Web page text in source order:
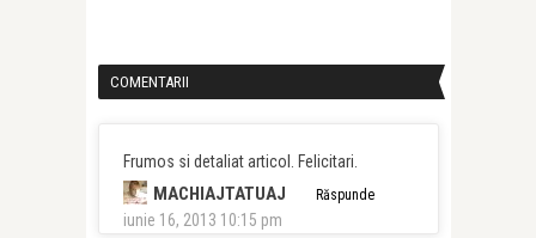
COMENTARII
Frumos si detaliat articol. Felicitari.
MACHIAJTATUAJ
iunie 16, 2013 10:15 pm
Răspunde